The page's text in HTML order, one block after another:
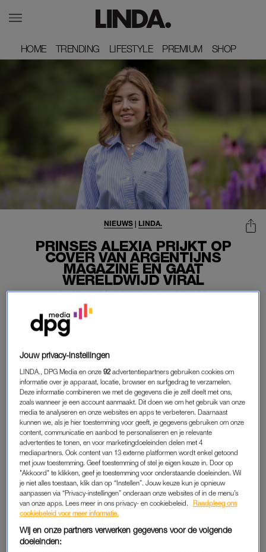
HOME
HOME TRENDING
TRENDING LIFESTYLE
LIFESTYLE PREMIUM
PREMIUM SHOP
SHOP
PRINSES ALEXIA PRIJKT OP
COVER VAN ARGENTIJNS
MAGAZINE EN GAAT
WERELDWIJD VIRAL
NIEUWS | LINDA.
21-07-2020 | JORIEKE VAN NOORLOOS
Een foto van prinses Alexia,
van de Oranjes
familielid staat nu zelfs op de cover van ‘¡Hola!
De reacties zijn lovend, naast de helaas gebruikelijke
haatreacties.
REACTIES
Het blad gaat onder meer in op haar TikTok-avonturen, posts
op social media en op het feit dat ze zingt en gitaar speelt.
¡Hola!deelt de cover op hun Instagram en daar wordt flink op
gereageerd. Zo schrijft iemand: ‘Wat een prachtige meid, zij
wordt later echt een model!’ Niet iedereen kan de foto
waarderen. Een andere Argentijn reageert met: ‘Laat haar met
rust! De titel van prinses neemt niet weg dat je een tiener bent
Jouw privacy-instellingen
LINDA., DPG Media en onze92 advertentiepartners gebruiken cookies om
informatie over je apparaat, locatie, browser en surfgedrag te verzamelen.
Deze informatie combineren we met de gegevens die je zelf deelt met ons,
zoals wanneer je een account aanmaakt. Dit doen we om het gebruik van onze
media te analyseren en onze websites en apps te verbeteren. Daarnaast
kunnen we, als je hier toestemming voor geeft, je gegevens gebruiken om onze
content, communicatie en aanbod te personaliseren en je relevante
advertenties te tonen, en voor marketingdoeleinden delen met 4
mediapartners. Ook content van 13 externe platformen wordt enkel getoond
met jouw toestemming. Geef toestemming of stel je eigen keuze in. Door op
"Akkoord" te klikken, geef je toestemming voor onderstaande doeleinden. Wil
je niet alles toestaan, klik dan op “Instellen”. Jouw keuze kun je opnieuw
aanpassen via “Privacy-instellingen” onderaan onze websites of in de menu’s
van onze apps. Lees meer in ons privacy- en cookiebeleid.
Raadpleeg ons
cookiebeleid voor meer informatie.
Wij en onze partners verwerken gegevens voor de volgende
doeleinden: